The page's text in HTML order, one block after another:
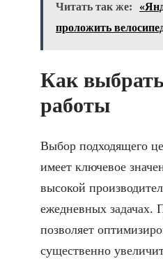
Читать так же:
проложить
Как
работы
Выбор подходящего
имеет ключевое
высокой
ежедневных задачах.
позволяет
существенно